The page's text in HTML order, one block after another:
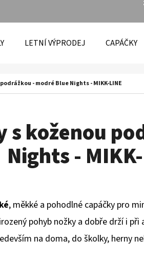
LETNÍ VÝPRODEJ CAPÁČKY
- modré Blue Nights - MIKK-LINE
s koženou
Nights -
, měkké a pohodlné capáčky pro
pohyb nožky a dobře drží i
na doma, do školky, herny
DOPORUČUJEME